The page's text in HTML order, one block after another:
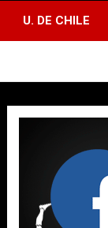
U. DE CHILE